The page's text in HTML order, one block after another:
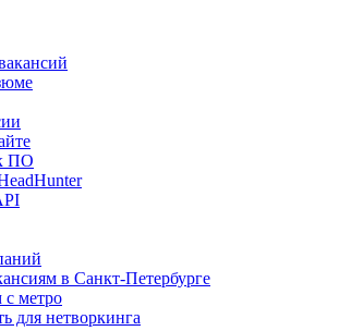
ПО
в Санкт-Петербурге
с метро
для нетворкинга